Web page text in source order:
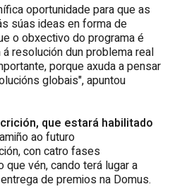
oportunidade para que as
súas ideas en forma de
o obxectivo do programa é
resolución dun problema real
porque axuda a pensar
globais", apuntou
que estará habilitado
ao futuro
con catro fases
vén, cando terá lugar a
de premios na Domus.